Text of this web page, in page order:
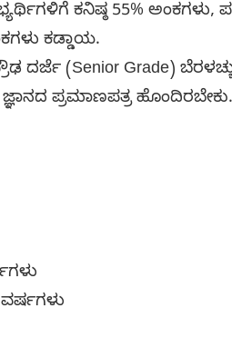
ಕನಿಷ್ಠ 55% ಅಂಕಗಳು,
ಕಡ್ಡಾಯ.
ದರ್ಜೆ (Senior Grade)
ಪ್ರಮಾಣಪತ್ರ ಹೊಂದಿರಬೇಕು.